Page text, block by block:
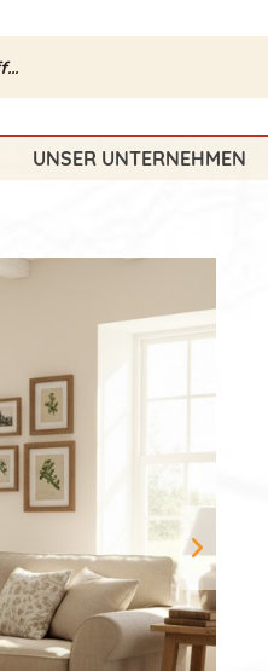
UNSER UNTERNEHMEN